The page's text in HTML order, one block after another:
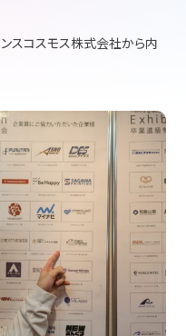
スコスモス株式会社から内